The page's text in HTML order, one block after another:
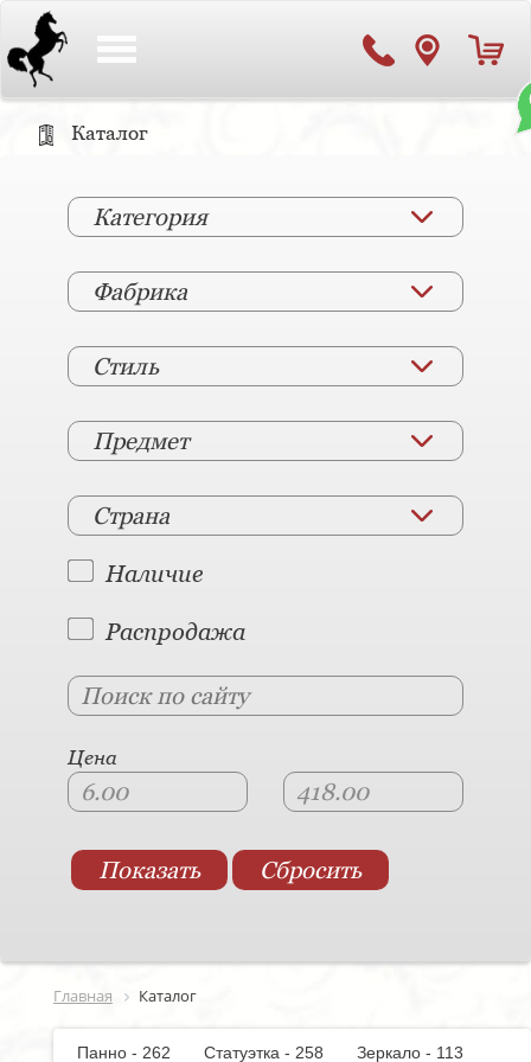
Каталог
Категория
Фабрика
Стиль
Предмет
Страна
Наличие
Распродажа
Цена
Главная Каталог
Панно - 262 Статуэтка - 258
Зеркало - 113